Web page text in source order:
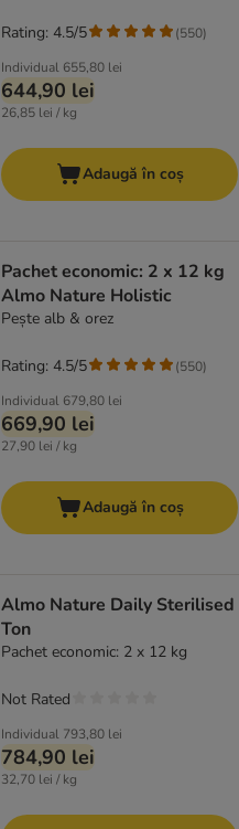
Individual 655,80 lei
644,90 lei
26,85 lei / kg
Rating: 4.5/5 (550)
Adaugă în coș
Pachet economic: 2 x 12 kg
Almo Nature Holistic
Pește alb & orez
Individual 679,80 lei
669,90 lei
27,90 lei / kg
Rating: 4.5/5 (550)
Adaugă în coș
Almo Nature Daily Sterilised
Ton
Pachet economic: 2 x 12 kg
Individual 793,80 lei
784,90 lei
32,70 lei / kg
Not Rated